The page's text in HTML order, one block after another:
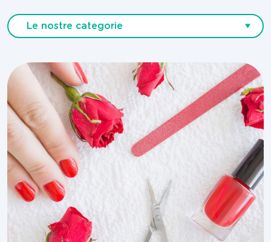
Le nostre categorie